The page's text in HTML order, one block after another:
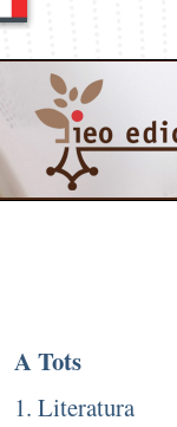
A Tots
1. Literatura